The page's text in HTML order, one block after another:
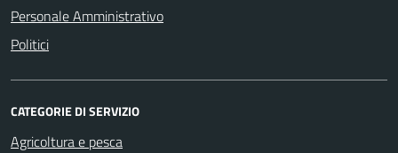
Personale Amministrativo
Politici
CATEGORIE DI SERVIZIO
Agricoltura e pesca